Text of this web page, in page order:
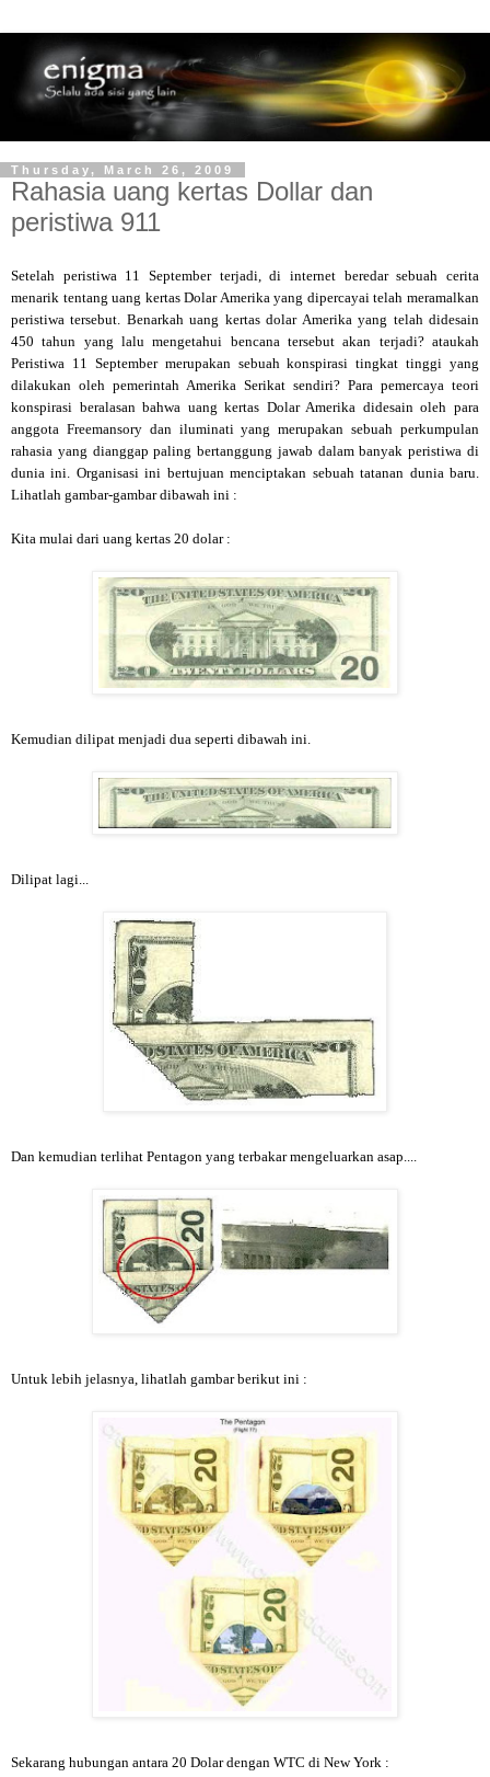
Thursday, March 26, 2009
Rahasia uang kertas Dollar dan
peristiwa 911
Setelah peristiwa 11 September terjadi, di internet beredar sebuah cerita
menarik tentang uang kertas Dolar Amerika yang dipercayai telah meramalkan
peristiwa tersebut. Benarkah uang kertas dolar Amerika yang telah didesain
450 tahun yang lalu mengetahui bencana tersebut akan terjadi? ataukah
Peristiwa 11 September merupakan sebuah konspirasi tingkat tinggi yang
dilakukan oleh pemerintah Amerika Serikat sendiri? Para pemercaya teori
konspirasi beralasan bahwa uang kertas Dolar Amerika didesain oleh para
anggota Freemansory dan iluminati yang merupakan sebuah perkumpulan
rahasia yang dianggap paling bertanggung jawab dalam banyak peristiwa di
dunia ini. Organisasi ini bertujuan menciptakan sebuah tatanan dunia baru.
Lihatlah gambar-gambar dibawah ini :
Kita mulai dari uang kertas 20 dolar :
Kemudian dilipat menjadi dua seperti dibawah ini.
Dilipat lagi...
Dan kemudian terlihat Pentagon yang terbakar mengeluarkan asap....
Untuk lebih jelasnya, lihatlah gambar berikut ini :
Sekarang hubungan antara 20 Dolar dengan WTC di New York :